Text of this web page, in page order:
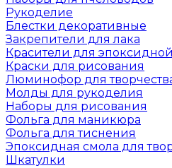
Рукоделие
Блестки декоративные
Закрепители для лака
Красители для
Краски для рисования
Люминофор для
Молды для рукоделия
Наборы для рисования
Фольга для маникюра
Фольга для тиснения
Эпоксидная смола для
Шкатулки